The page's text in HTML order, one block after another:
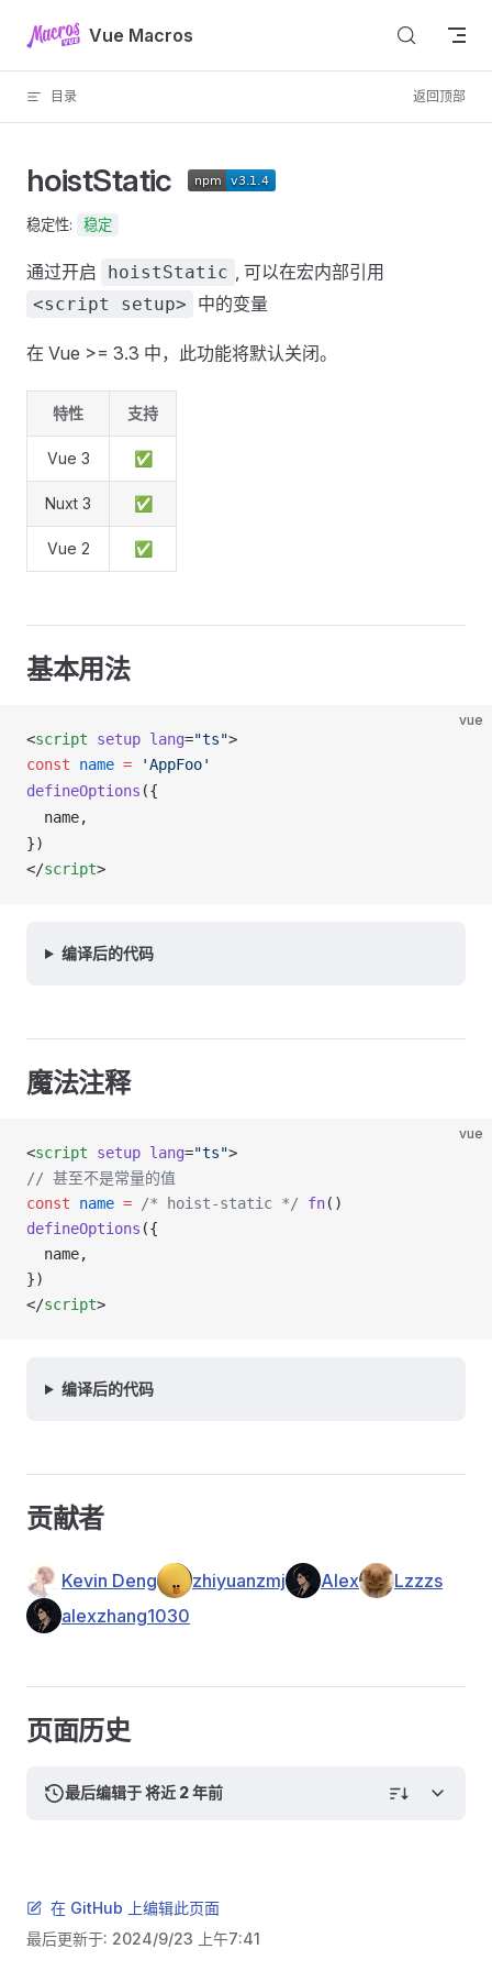
跳到正文 Vue Macros
目录 返回顶部
hoistStatic
稳定性: 稳定
通过开启 hoistStatic , 可以在宏内部引用
<script setup> 中的变量
在 Vue >= 3.3 中，此功能将默认关闭。
特性 支持
Vue 3 ✅
Nuxt 3 ✅
Vue 2 ✅
基本用法
vue
<script setup lang="ts">
const
name = 'AppFoo'
defineOptions ({
name,
})
</script>
编译后的代码
魔法注释
vue
<script setup lang="ts">
// 甚至不是常量的值
const name = /* hoist-static */ fn()
defineOptions ({
  name,
})
</script>
编译后的代码
贡献者
Kevin Deng zhiyuanzmj Alex
Lzzzs
alexzhang1030
页面历史
最后编辑于 将近 2 年前
在 GitHub 上编辑此页面
最后更新于: 2024/9/23 上午7:41